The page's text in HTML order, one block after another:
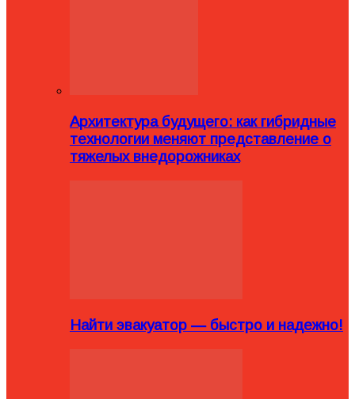
Архитектура будущего: как гибридные
технологии меняют представление о
тяжелых внедорожниках
Найти эвакуатор — быстро и надежно!